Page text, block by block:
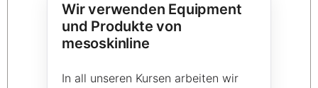
Wir verwenden Equipment
und Produkte von
mesoskinline
In all unseren Kursen arbeiten wir